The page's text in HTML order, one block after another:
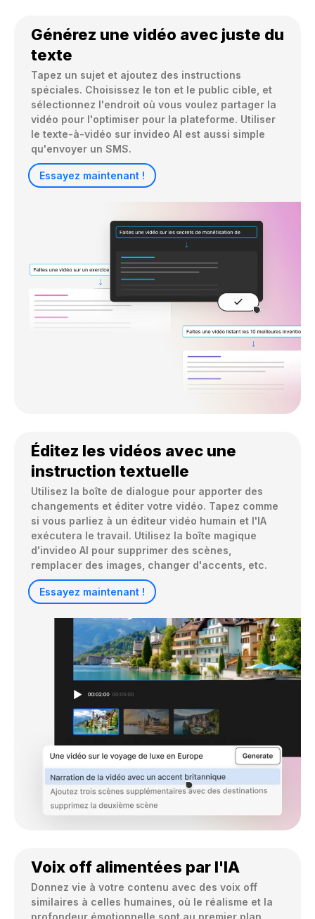
Générez une vidéo avec juste du
texte
Tapez un sujet et ajoutez des instructions
spéciales. Choisissez le ton et le public cible, et
sélectionnez l'endroit où vous voulez partager la
vidéo pour l'optimiser pour la plateforme. Utiliser
le texte-à-vidéo sur invideo AI est aussi simple
qu'envoyer un SMS.
Essayez maintenant !
Éditez les vidéos avec une
instruction textuelle
Utilisez la boîte de dialogue pour apporter des
changements et éditer votre vidéo. Tapez comme
si vous parliez à un éditeur vidéo humain et l'IA
exécutera le travail. Utilisez la boîte magique
d'invideo AI pour supprimer des scènes,
remplacer des images, changer d'accents, etc.
Essayez maintenant !
Voix off alimentées par l'IA
Donnez vie à votre contenu avec des voix off
similaires à celles humaines, où le réalisme et la